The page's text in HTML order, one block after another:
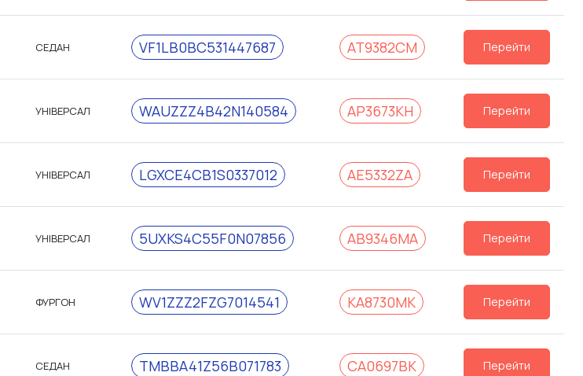
СЕДАН VF1LB0BC531447687 АТ9382СМ Перейти
УНІВЕРСАЛ WAUZZZ4B42N140584 АР3673КН Перейти
УНІВЕРСАЛ LGXCE4CB1S0337012 АЕ5332ZА Перейти
УНІВЕРСАЛ 5UXKS4C55F0N07856 АВ9346МА Перейти
ФУРГОН WV1ZZZ2FZG7014541 КА8730МК Перейти
СЕДАН TMBBA41Z56B071783 СА0697ВК Перейти